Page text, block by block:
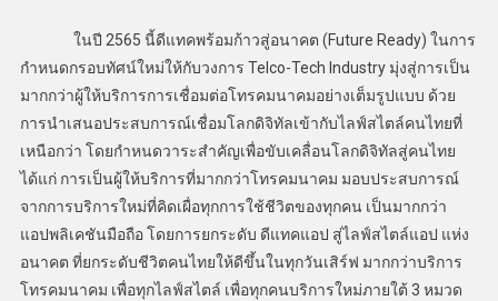
ในปี 2565 นี้ดีแทคพร้อมก้าวสู่อนาคต (Future Ready) ในการ
กำหนดกรอบทัศน์ใหม่ให้กับวงการ Telco-Tech Industry มุ่งสู่การเป็น
มากกว่าผู้ให้บริการการเชื่อมต่อโทรคมนาคมอย่างเต็มรูปแบบ ด้วย
การนำเสนอประสบการณ์เชื่อมโลกดิจิทัลเข้ากับไลฟ์สไตล์คนไทยที่
เหนือกว่า โดยกำหนดวาระสำคัญเพื่อขับเคลื่อนโลกดิจิทัลสู่คนไทย
ได้แก่ การเป็นผู้ให้บริการที่มากกว่าโทรคมนาคม มอบประสบการณ์
จากการบริการใหม่ที่คิดเผื่อทุกการใช้ชีวิตของทุกคน เป็นมากกว่า
แอปพลิเคชันมือถือ โดยการยกระดับ ดีแทคแอป สู่ไลฟ์สไตล์แอป แห่ง
อนาคต ที่ยกระดับชีวิตคนไทยให้ดีขึ้นในทุกวันเสิร์ฟ มากกว่าบริการ
โทรคมนาคม เพื่อทุกไลฟ์สไตล์ เพื่อทุกคนบริการใหม่ภายใต้ 3 หมวด